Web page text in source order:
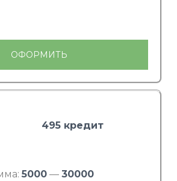
ОФОРМИТЬ
495 кредит
5000 — 30000